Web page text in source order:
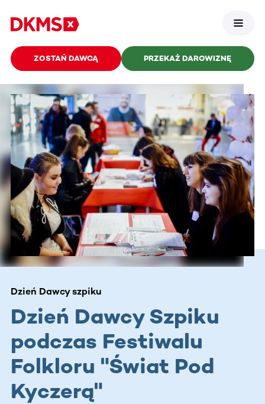
ZOSTAŃ DAWCĄ PRZEKAŻ DAROWIZNĘ
Dzień Dawcy szpiku
Dzień Dawcy Szpiku
podczas Festiwalu
Folkloru "Świat Pod
Kyczerą"